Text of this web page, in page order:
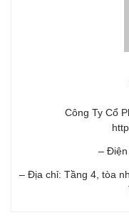
Công Ty Cổ
– Điện
– Địa chỉ: Tầng 4, tòa